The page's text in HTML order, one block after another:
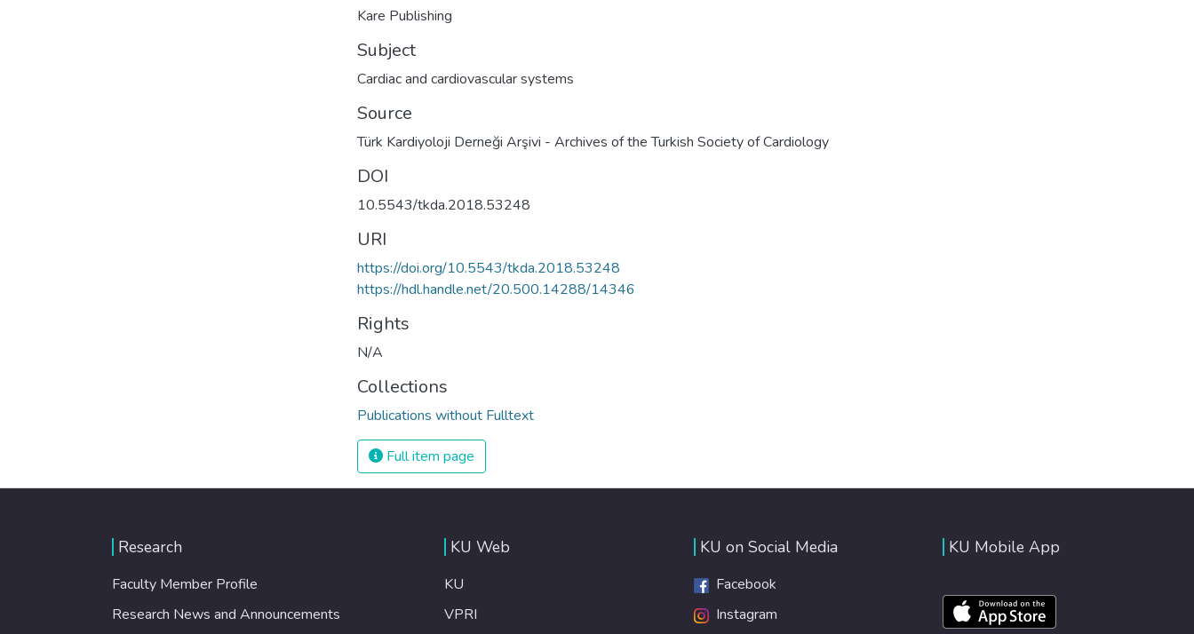
Kare Publishing
Subject
Cardiac and cardiovascular systems
Source
Türk Kardiyoloji Derneği Arşivi - Archives of the Turkish Society of Cardiology
DOI
10.5543/tkda.2018.53248
URI
https://doi.org/10.5543/tkda.2018.53248
https://hdl.handle.net/20.500.14288/14346
Rights
N/A
Collections
Publications without Fulltext
Full item page
Research
Faculty Member Profile
Research News and Announcements
KU Web
KU
VPRI
KU on Social Media
Facebook
Instagram
KU Mobile App